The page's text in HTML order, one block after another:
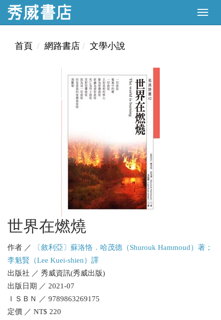
首頁 網路書店 文學小說
世界在燃燒
作者 ／
〔敘利亞〕蘇洛恪．哈茂德（Shurouk Hammoud）著；
李魁賢（Lee Kuei-shien）譯
出版社 ／ 秀威資訊(秀威出版)
出版日期 ／ 2021-07
ＩＳＢＮ ／ 9789863269175
定價 ／ NT$ 220